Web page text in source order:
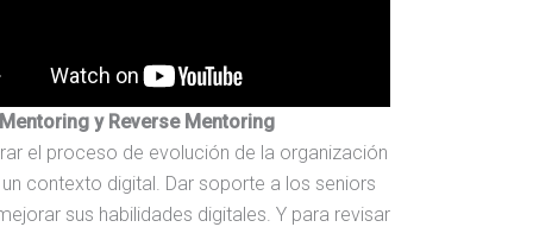
y Reverse Mentoring
el proceso de evolución de la organización
contexto digital. Dar soporte a los seniors
sus habilidades digitales. Y para revisar